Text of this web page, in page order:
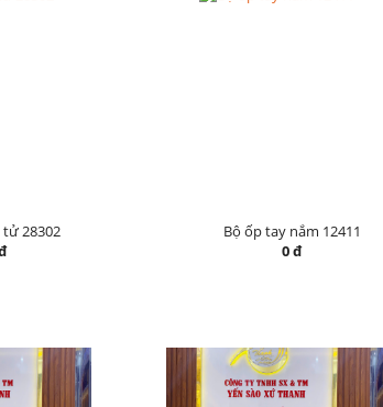
28302
Bộ ốp tay nắm 12411
0 đ